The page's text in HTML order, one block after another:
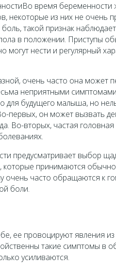
Во время
некоторые из них не очень
такой признак
в положении. Приступы
нести и регулярный
очень часто она может
неприятными
для будущего малыша, но
первых, он может вызвать
Во-вторых, частая
предусматривает выбор
которые принимаются
часто обращаются к
боли.
ее провоцируют явления
такие симптомы в
усиливаются.